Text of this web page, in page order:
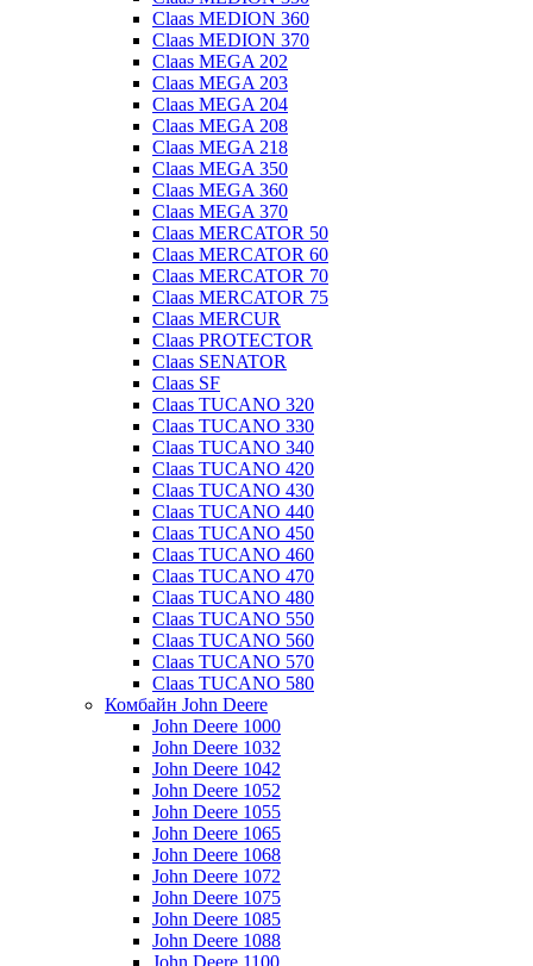
Claas MEDION 360
Claas MEDION 370
Claas MEGA 202
Claas MEGA 203
Claas MEGA 204
Claas MEGA 208
Claas MEGA 218
Claas MEGA 350
Claas MEGA 360
Claas MEGA 370
Claas MERCATOR 50
Claas MERCATOR 60
Claas MERCATOR 70
Claas MERCATOR 75
Claas MERCUR
Claas PROTECTOR
Claas SENATOR
Claas SF
Claas TUCANO 320
Claas TUCANO 330
Claas TUCANO 340
Claas TUCANO 420
Claas TUCANO 430
Claas TUCANO 440
Claas TUCANO 450
Claas TUCANO 460
Claas TUCANO 470
Claas TUCANO 480
Claas TUCANO 550
Claas TUCANO 560
Claas TUCANO 570
Claas TUCANO 580
Комбайн John Deere
John Deere 1000
John Deere 1032
John Deere 1042
John Deere 1052
John Deere 1055
John Deere 1065
John Deere 1068
John Deere 1072
John Deere 1075
John Deere 1085
John Deere 1088
John Deere 1100